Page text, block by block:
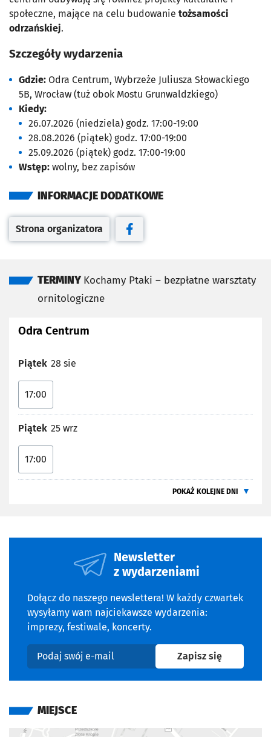
społeczne, mające na celu budowanie tożsamości
odrzańskiej.
Szczegóły wydarzenia
Gdzie: Odra Centrum, Wybrzeże Juliusza Słowackiego
5B, Wrocław (tuż obok Mostu Grunwaldzkiego)
Kiedy:
26.07.2026 (niedziela) godz. 17:00-19:00
28.08.2026 (piątek) godz. 17:00-19:00
25.09.2026 (piątek) godz. 17:00-19:00
Wstęp: wolny, bez zapisów
INFORMACJE DODATKOWE
Otwiera się w nowej karcie
Strona organizatora
Otwiera się w nowej karcie
TERMINYKochamy Ptaki – bezpłatne warsztaty
ornitologiczne
Odra Centrum
Piątek 28 sie
17:00
Piątek 25 wrz
17:00
POKAŻ KOLEJNE DNI
Newsletter
z wydarzeniami
Dołącz do naszego newslettera! W każdy czwartek
wysyłamy wam najciekawsze wydarzenia:
imprezy, festiwale, koncerty.
Podaj swój e-mail
Zapisz sięna
MIEJSCE